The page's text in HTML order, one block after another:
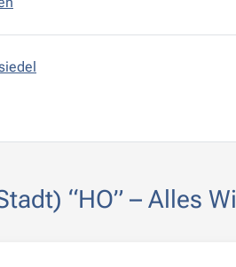
“HO” – Alles